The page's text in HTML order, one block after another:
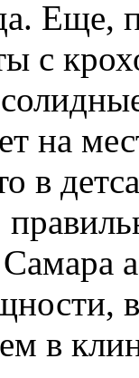
Еще,
с
на
в
Самара
в